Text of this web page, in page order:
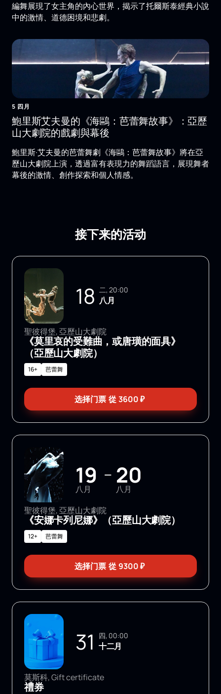
編舞展現了女主角的內心世界，揭示了托爾斯泰經典小說
中的激情、道德困境和悲劇。
5 四月
鮑里斯艾夫曼的《海鷗：芭蕾舞故事》：亞歷
山大劇院的戲劇與幕後
鮑里斯·艾夫曼的芭蕾舞劇《海鷗：芭蕾舞故事》將在亞
歷山大劇院上演，透過富有表現力的舞蹈語言，展現舞者
幕後的激情、創作探索和個人情感。
接下来的活动
18 二, 20:00
八月
聖彼得堡, 亞歷山大劇院
《莫里哀的受難曲，或唐璜的面具》
（亞歷山大劇院）
16+ 芭蕾舞
选择门票 從3600₽
19
八月
— 20
八月
聖彼得堡, 亞歷山大劇院
《安娜卡列尼娜》（亞歷山大劇院）
12+ 芭蕾舞
选择门票 從 9300₽
31 四, 00:00
十二月
莫斯科, Gift certificate
禮券